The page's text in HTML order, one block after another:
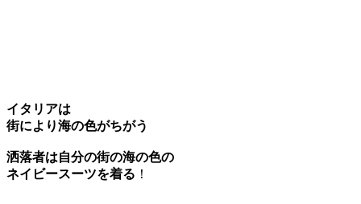
イタリアは
街により海の色がちがう
洒落者は自分の街の海の色の
ネイビースーツを着る ！